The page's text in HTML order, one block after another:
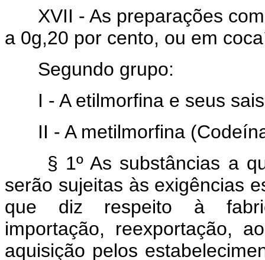
XVII - As preparações
a 0g,20 por cento, ou em
Segundo grupo:
I - A etilmorfina e seus
II - A metilmorfina
§ 1º As substâncias a
serão sujeitas às exigências
que diz respeito à
importação, reexportação,
aquisição pelos